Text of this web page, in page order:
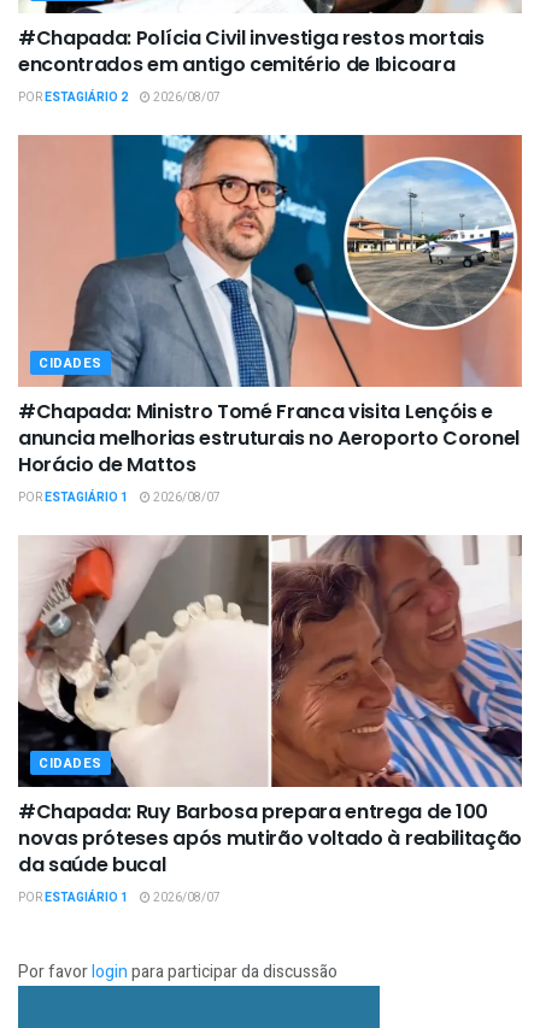
#Chapada: Polícia Civil investiga restos mortais
encontrados em antigo cemitério de Ibicoara
PORESTAGIÁRIO 2 2026/08/07
CIDADES
#Chapada: Ministro Tomé Franca visita Lençóis e
anuncia melhorias estruturais no Aeroporto Coronel
Horácio de Mattos
PORESTAGIÁRIO 1 2026/08/07
CIDADES
#Chapada: Ruy Barbosa prepara entrega de 100
novas próteses após mutirão voltado à reabilitação
da saúde bucal
PORESTAGIÁRIO 1 2026/08/07
Por favorloginpara participar da discussão